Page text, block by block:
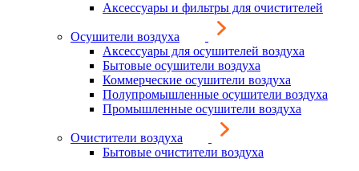
Аксессуары и фильтры для очистителей
Осушители воздуха
Аксессуары для осушителей воздуха
Бытовые осушители воздуха
Коммерческие осушители воздуха
Полупромышленные осушители воздуха
Промышленные осушители воздуха
Очистители воздуха
Бытовые очистители воздуха